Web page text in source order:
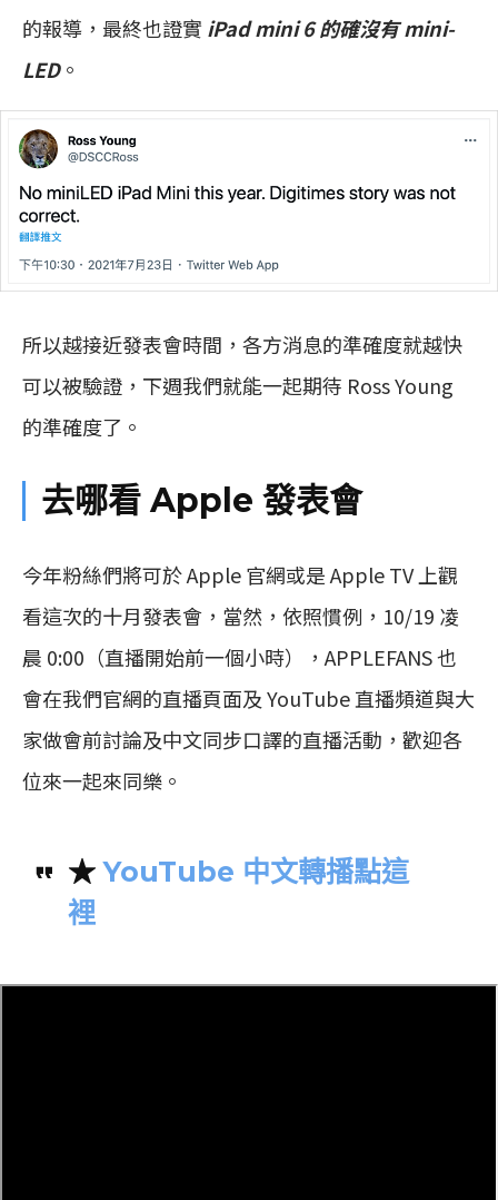
的報導，最終也證實iPad mini 6 的確沒有 mini-
LED。
所以越接近發表會時間，各方消息的準確度就越快
可以被驗證，下週我們就能一起期待 Ross Young
的準確度了。
去哪看 Apple 發表會
今年粉絲們將可於 Apple 官網或是 Apple TV 上觀
看這次的十月發表會，當然，依照慣例，10/19 凌
晨 0:00（直播開始前一個小時），APPLEFANS 也
會在我們官網的直播頁面及 YouTube 直播頻道與大
家做會前討論及中文同步口譯的直播活動，歡迎各
位來一起來同樂。
★YouTube 中文轉播點這
裡